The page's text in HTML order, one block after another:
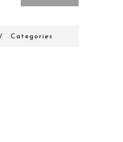
Categories